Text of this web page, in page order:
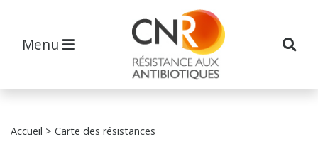
Menu
Accueil > Carte des résistances